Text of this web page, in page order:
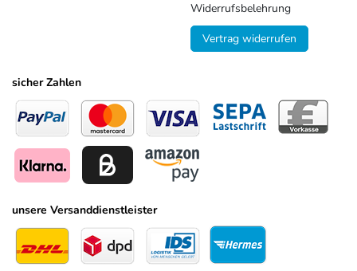
Widerrufsbelehrung
Vertrag widerrufen
sicher Zahlen
unsere Versanddienstleister